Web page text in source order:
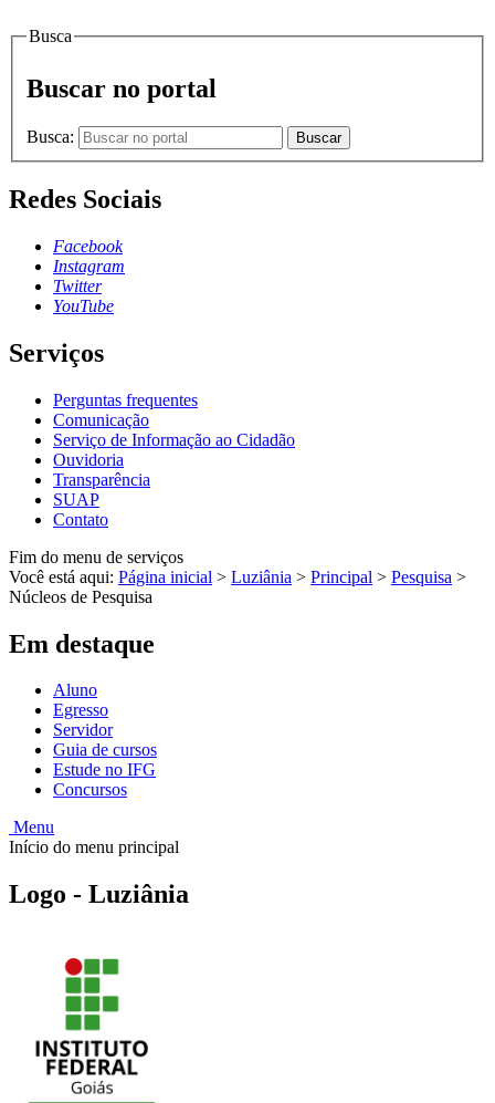
Busca
Buscar no portal
Busca: Buscar
Redes Sociais
Facebook
Instagram
Twitter
YouTube
Serviços
Perguntas frequentes
Comunicação
Serviço de Informação ao Cidadão
Ouvidoria
Transparência
SUAP
Contato
Fim do menu de serviços
Você está aqui: Página inicial > Luziânia > Principal > Pesquisa >
Núcleos de Pesquisa
Em destaque
Aluno
Egresso
Servidor
Guia de cursos
Estude no IFG
Concursos
Menu
Início do menu principal
Logo - Luziânia